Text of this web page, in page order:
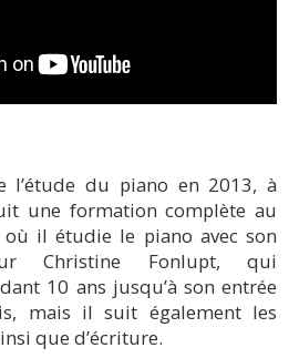
l’étude du piano en 2013, à
une formation complète au
où il étudie le piano avec son
Christine Fonlupt, qui
10 ans jusqu’à son entrée
mais il suit également les
que d’écriture.